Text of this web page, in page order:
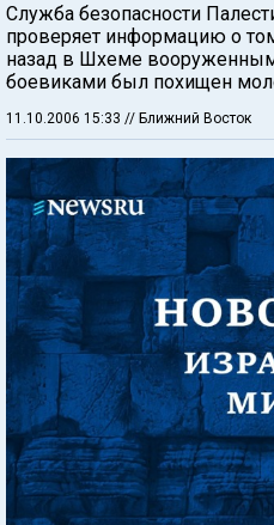
Служба безопасности
проверяет информацию о
назад в Шхеме
боевиками был похищен
11.10.2006 15:33 // Ближний Восток